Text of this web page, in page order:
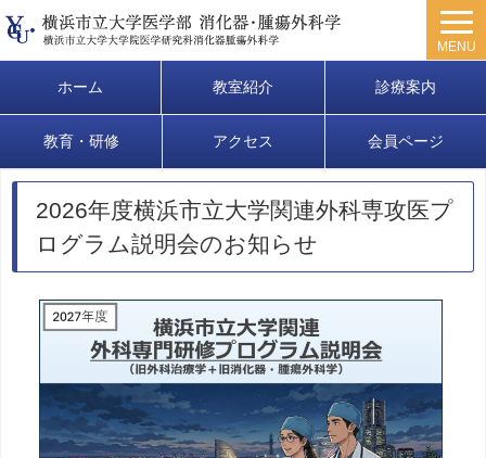
MENU
ホーム 教室紹介 診療案内
教育・研修 アクセス 会員ページ
2026年度横浜市立大学関連外科専攻医プ
ログラム説明会のお知らせ